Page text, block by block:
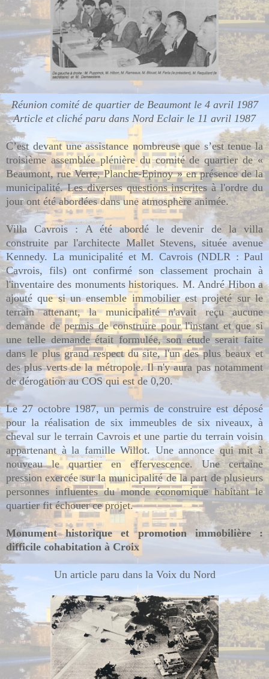
Réunion comité de quartier de Beaumont le 4 avril 1987
Article et cliché paru dans Nord Eclair le 11 avril 1987
C’est devant une assistance nombreuse que s’est tenue la
troisième assemblée plénière du comité de quartier de «
Beaumont, rue Verte, Planche-Epinoy » en présence de la
municipalité. Les diverses questions inscrites à l'ordre du
jour ont été abordées dans une atmosphère animée.
Villa Cavrois : A été abordé le devenir de la villa
construite par l'architecte Mallet Stevens, située avenue
Kennedy. La municipalité et M. Cavrois (NDLR : Paul
Cavrois, fils) ont confirmé son classement prochain à
l'inventaire des monuments historiques. M. André Hibon a
ajouté que si un ensemble immobilier est projeté sur le
terrain attenant, la municipalité n'avait reçu aucune
demande de permis de construire pour l'instant et que si
une telle demande était formulée, son étude serait faite
dans le plus grand respect du site, l'un des plus beaux et
des plus verts de la métropole. Il n'y aura pas notamment
de dérogation au COS qui est de 0,20.
Le 27 octobre 1987, un permis de construire est déposé
pour la réalisation de six immeubles de six niveaux, à
cheval sur le terrain Cavrois et une partie du terrain voisin
appartenant à la famille Willot. Uneannonce qui mit à
nouveau le quartier en effervescence. Une certaine
pression exercée sur la municipalité de la part de plusieurs
personnes influentes du monde économique habitant le
quartier fit échouer ce projet.
Monument historique et promotion immobilière :
difficile cohabitation à Croix
Un article paru dans la Voix du Nord